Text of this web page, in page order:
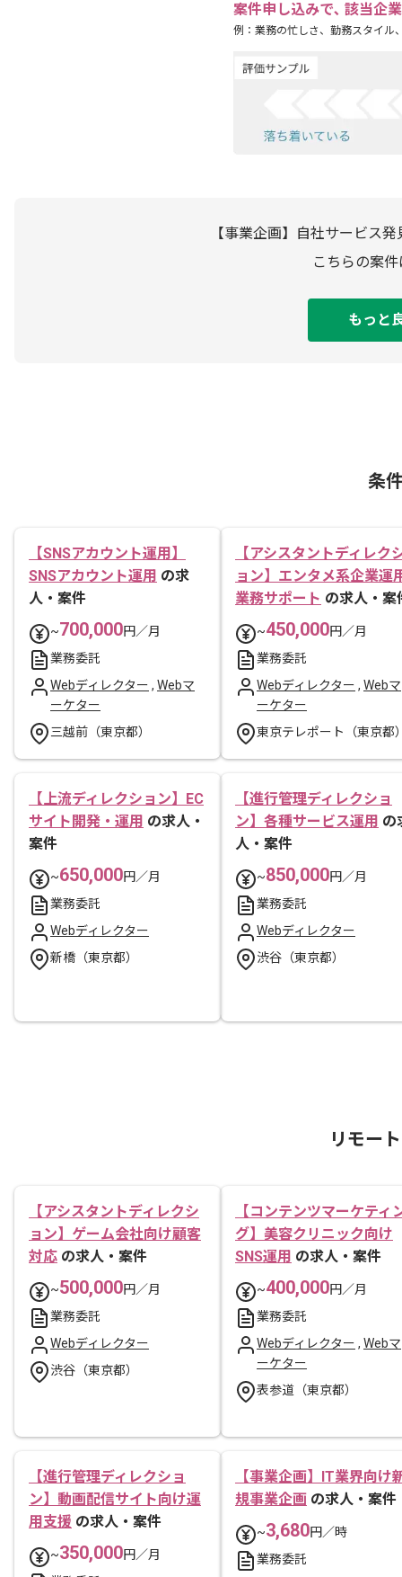
案件申し込みで､ 該当企
例：業務の忙しさ、勤務スタイル
【事業企画】自社サービス
こちらの案
もっと
条
【SNSアカウント運用】
SNSアカウント運用 の求
人・案件
~700,000円／月
業務委託
Webディレクター , Webマ
ーケター
三越前（東京都）
【アシスタントディレク
ョン】エンタメ系企業運
業務サポート の求人・案
~450,000円／月
業務委託
Webディレクター , Webマ
ーケター
東京テレポート（東京都
【上流ディレクション】EC
サイト開発・運用 の求人・
案件
~650,000円／月
業務委託
Webディレクター
新橋（東京都）
【進行管理ディレクショ
ン】各種サービス運用 の
人・案件
~850,000円／月
業務委託
Webディレクター
渋谷（東京都）
リモー
【アシスタントディレクシ
ョン】ゲーム会社向け顧客
対応 の求人・案件
~500,000円／月
業務委託
Webディレクター
渋谷（東京都）
【コンテンツマーケティ
グ】美容クリニック向け
SNS運用 の求人・案件
~400,000円／月
業務委託
Webディレクター , Webマ
ーケター
表参道（東京都）
【進行管理ディレクショ
ン】動画配信サイト向け運
用支援 の求人・案件
~350,000円／月
【事業企画】IT業界向け
規事業企画 の求人・案件
~3,680円／時
業務委託